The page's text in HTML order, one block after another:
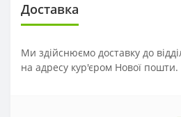
Доставка
Ми здійснюємо доставку до
на адресу кур'єром Нової пошти.